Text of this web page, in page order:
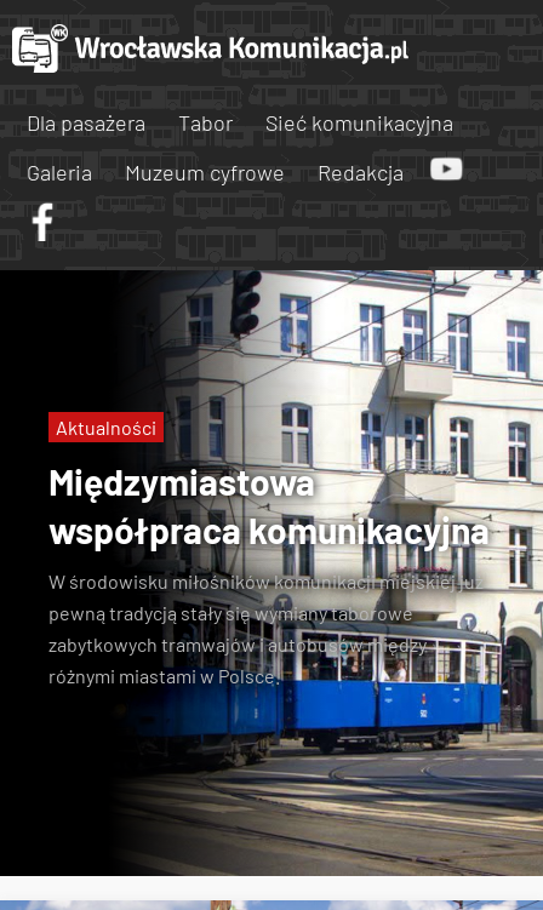
Dla pasażera Tabor
Sieć komunikacyjna
Galeria
Muzeum cyfrowe Redakcja
Międzymiastowa
współpraca komunikacyjna
W środowisku miłośników komunikacji miejskiej już
pewną tradycją stały się wymiany taborowe
zabytkowych tramwajów i autobusów między
różnymi miastami w Polsce.
Aktualności